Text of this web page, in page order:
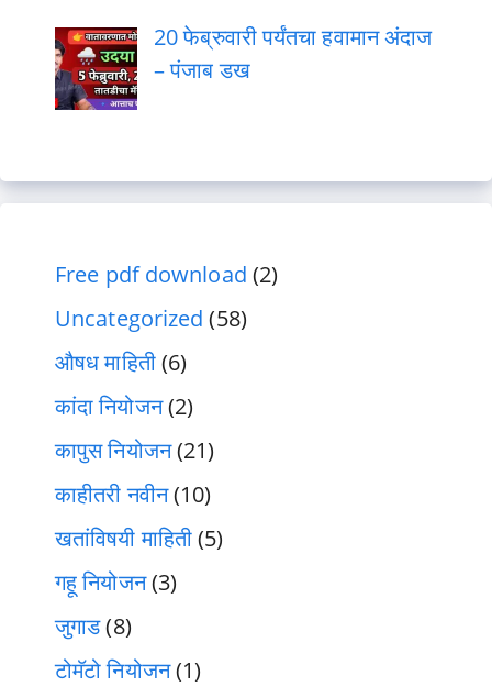
20 फेब्रुवारी पर्यंतचा हवामान अंदाज
– पंजाब डख
Free pdf download (2)
Uncategorized (58)
औषध माहिती(6)
कांदा नियोजन(2)
कापुस नियोजन(21)
काहीतरी नवीन(10)
खतांविषयी माहिती(5)
गहू नियोजन(3)
जुगाड(8)
टोमॅटो नियोजन(1)